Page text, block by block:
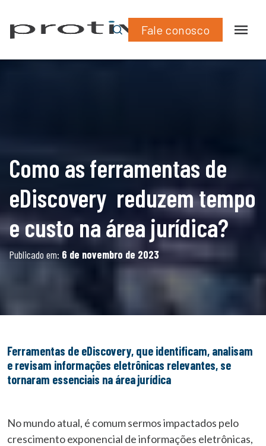
Fale conosco
Como as ferramentas de
eDiscovery reduzem tempo
e custo na área jurídica?
Publicado em: 6 de novembro de 2023
Ferramentas de eDiscovery, que identificam, analisam
e revisam informações eletrônicas relevantes, se
tornaram essenciais na área jurídica
No mundo atual, é comum sermos impactados pelo
crescimento exponencial de informações eletrônicas,